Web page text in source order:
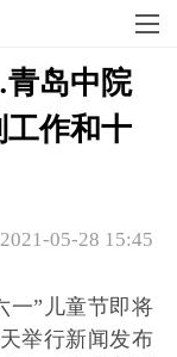
岛中院
作和十
2021-05-28 15:45
一”儿童节即将
举行新闻发布